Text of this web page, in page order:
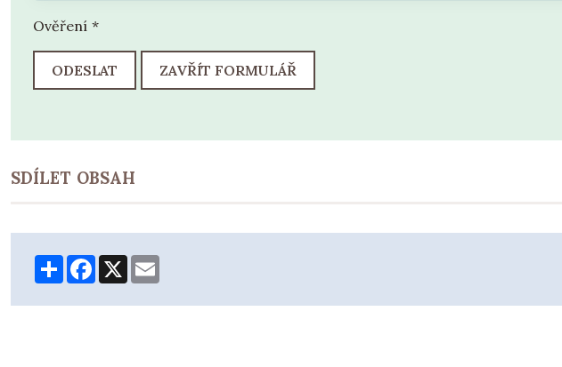
Ověření *
ODESLAT ZAVŘÍT FORMULÁŘ
SDÍLET OBSAH
ShareFacebook
X